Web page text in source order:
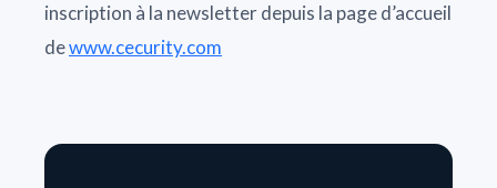
inscription à la newsletter depuis la page d’accueil
dewww.cecurity.com